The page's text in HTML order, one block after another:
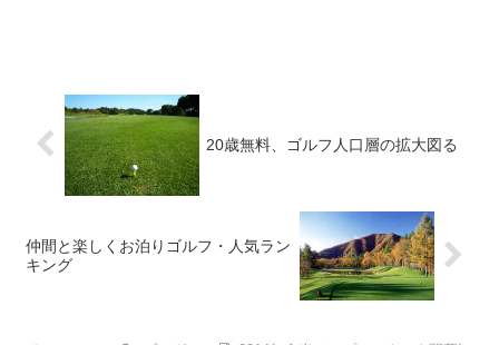
20歳無料、ゴルフ人口層の拡大図る
仲間と楽しくお泊りゴルフ・人気ラン
キング